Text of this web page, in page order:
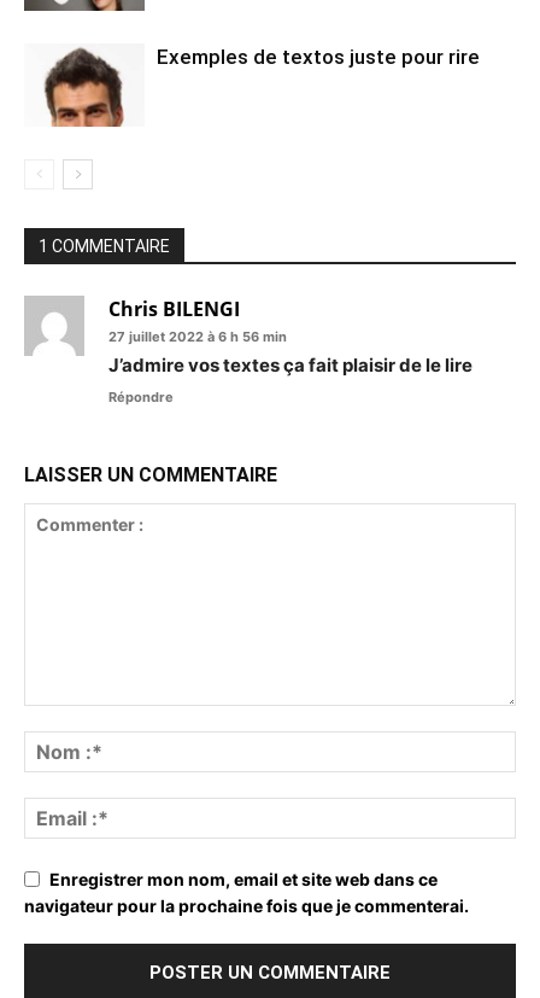
Exemples de textos juste pour rire
1 COMMENTAIRE
Chris BILENGI
27 juillet 2022 à 6 h 56 min
J’admire vos textes ça fait plaisir de le lire
Répondre
LAISSER UN COMMENTAIRE
Enregistrer mon nom, email et site web dans ce
navigateur pour la prochaine fois que je commenterai.